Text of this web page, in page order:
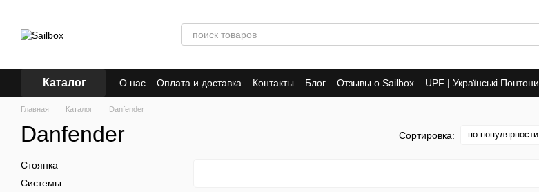
Каталог О нас Оплата и доставка Контакты Блог Отзывы о Sailbox UPF | Українські Понтони
Главная Каталог Danfender
Danfender Сортировка: по популярности
Стоянка
Системы